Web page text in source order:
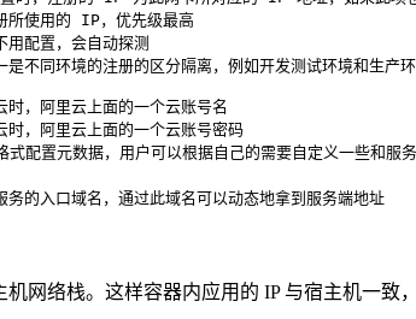
所使用的 IP，优先级最高
配置，会自动探测
不同环境的注册的区分隔离，例如开发测试环境和生产
，阿里云上面的一个云账号名
，阿里云上面的一个云账号密码
配置元数据，用户可以根据自己的需要自定义一些和服
的入口域名，通过此域名可以动态地拿到服务端地址
网络栈。这样容器内应用的 IP 与宿主机一致